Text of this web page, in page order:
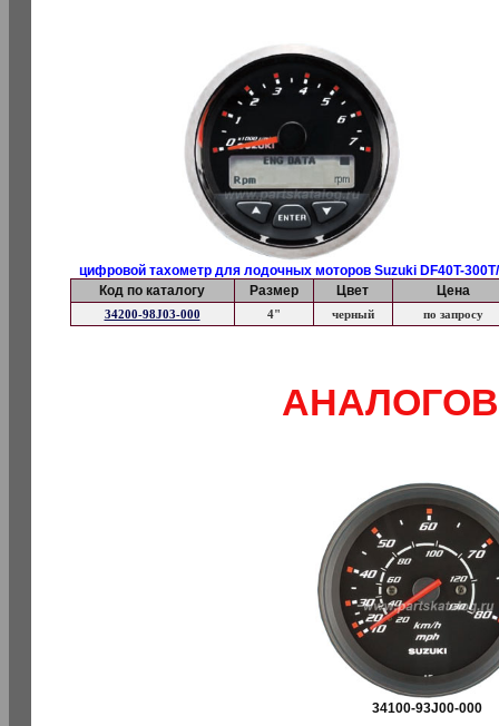
цифровой тахометр для лодочных моторов Suzuki DF40T-
Код по каталогу
Размер Цвет Цена
34200-98J03-000 4" черный по запросу
34100-93J00-000